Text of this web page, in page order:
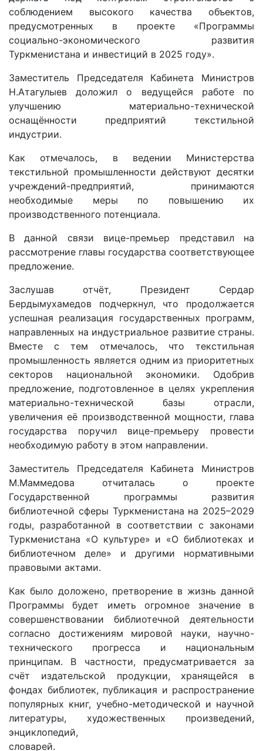
соблюдением высокого качества объектов,
предусмотренных в проекте «Программы
социально-экономического развития
Туркменистана и инвестиций в 2025 году».
Заместитель Председателя Кабинета Министров
Н.Атагулыев доложил о ведущейся работе по
улучшению материально-технической
оснащённости предприятий текстильной
индустрии.
Как отмечалось, в ведении Министерства
текстильной промышленности действуют десятки
учреждений-предприятий, принимаются
необходимые меры по повышению их
производственного потенциала.
В данной связи вице-премьер представил на
рассмотрение главы государства соответствующее
предложение.
Заслушав отчёт, Президент Сердар
Бердымухамедов подчеркнул, что продолжается
успешная реализация государственных программ,
направленных на индустриальное развитие страны.
Вместе с тем отмечалось, что текстильная
промышленность является одним из приоритетных
секторов национальной экономики. ­Одобрив
предложение, подготовленное в целях укреп­ления
материально-технической базы отрасли,
увеличения её производственной мощности, глава
государства поручил вице-премьеру провести
необходимую работу в этом направлении.
Заместитель Председателя Кабинета Министров
М.Маммедова отчиталась о проекте
Государственной программы развития
библиотечной сферы Туркменистана на 2025–2029
годы, разработанной в соответствии с законами
Туркменистана «О культуре» и «О библиотеках и
библиотечном деле» и другими нормативными
правовыми актами.
Как было доложено, претворение в жизнь данной
Программы будет иметь огромное значение в
совершенствовании библиотечной деятельности
согласно достижениям мировой науки, научно-
технического прогресса и национальным
принципам. В частности, предусматривается за
счёт издательской продукции, хранящейся в
фондах библиотек, публикация и распространение
популярных книг, учебно-методической и научной
литературы, художественных произведений,
энциклопедий,
словарей.